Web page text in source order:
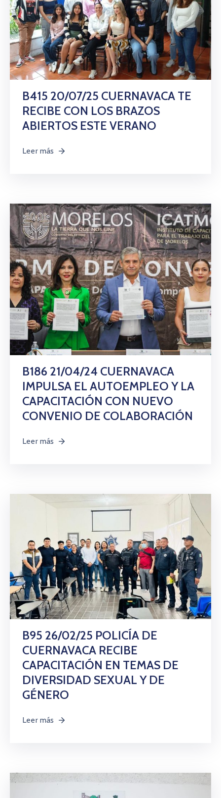
B415 20/07/25 CUERNAVACA TE
RECIBE CON LOS BRAZOS
ABIERTOS ESTE VERANO
Leer más
B186 21/04/24 CUERNAVACA
IMPULSA EL AUTOEMPLEO Y LA
CAPACITACIÓN CON NUEVO
CONVENIO DE COLABORACIÓN
Leer más
B95 26/02/25 POLICÍA DE
CUERNAVACA RECIBE
CAPACITACIÓN EN TEMAS DE
DIVERSIDAD SEXUAL Y DE
GÉNERO
Leer más